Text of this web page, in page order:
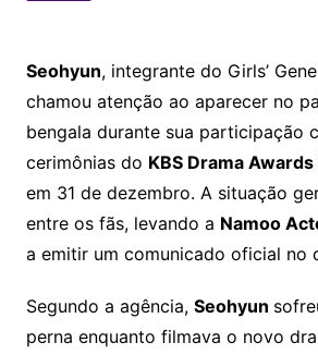
Seohyun, integrante do Girls’
chamou atenção ao aparecer no
bengala durante sua participação
cerimônias do KBS Drama
em 31 de dezembro. A situação
entre os fãs, levando a Namoo
a emitir um comunicado oficial no
Segundo a agência, Seohyun
perna enquanto filmava o novo